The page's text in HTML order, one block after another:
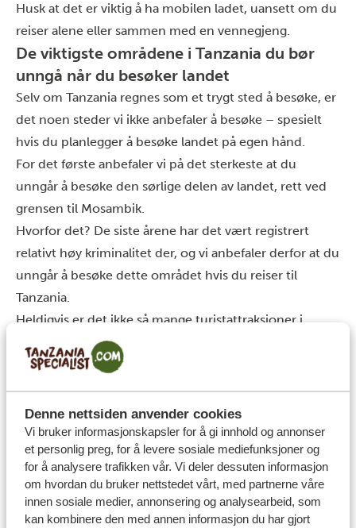
Denne nettsiden anvender cookies
Vi bruker informasjonskapsler for å gi innhold og annonser
et personlig preg, for å levere sosiale mediefunksjoner og
for å analysere trafikken vår. Vi deler dessuten informasjon
om hvordan du bruker nettstedet vårt, med partnerne våre
innen sosiale medier, annonsering og analysearbeid, som
kan kombinere den med annen informasjon du har gjort
Husk at det er viktig å ha mobilen ladet, uansett om du
reiser alene eller sammen med en vennegjeng.
De viktigste områdene i Tanzania du bør
unngå når du besøker landet
Selv om Tanzania regnes som et trygt sted å besøke, er
det noen steder vi ikke anbefaler å besøke – spesielt
hvis du planlegger å besøke landet på egen hånd.
For det første anbefaler vi på det sterkeste at du
unngår å besøke den sørlige delen av landet, rett ved
grensen til Mosambik.
Hvorfor det? De siste årene har det vært registrert
relativt høy kriminalitet der, og vi anbefaler derfor at du
unngår å besøke dette området hvis du reiser til
Tanzania.
Heldigvis er det ikke så mange turistattraksjoner i
nærheten av denne regionen i Tanzania, så det burde
uansett ikke være noen grunn til å besøke den sørlige
I tillegg til å sørge for at du unngår å reise til den sørlige
delen av Tanzania, anbefales det også at du er på vakt
når du utforsker hovedstaden Dar es Salaam.
Selv om dette ikke på noen måte er et sted i Tanzania
du bør unngå,erdetet område av Tanzania som har
høy kriminalitet, spesielt overfall, hærverk og tyveri.